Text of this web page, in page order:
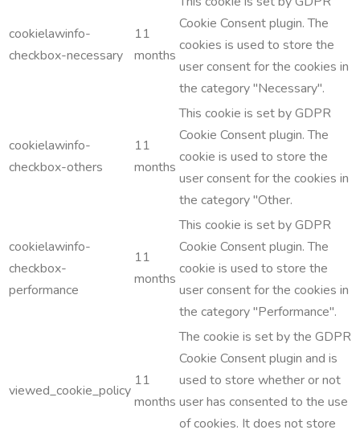
cookielawinfo-
checkbox-necessary
11
months
Cookie Consent plugin. The
cookies is used to store the
user consent for the cookies in
the category "Necessary".
cookielawinfo-
checkbox-others
11
months
This cookie is set by GDPR
Cookie Consent plugin. The
cookie is used to store the
user consent for the cookies in
the category "Other.
cookielawinfo-
checkbox-
performance
11
months
This cookie is set by GDPR
Cookie Consent plugin. The
cookie is used to store the
user consent for the cookies in
the category "Performance".
viewed_cookie_policy
11
months
The cookie is set by the GDPR
Cookie Consent plugin and is
used to store whether or not
user has consented to the use
of cookies. It does not store